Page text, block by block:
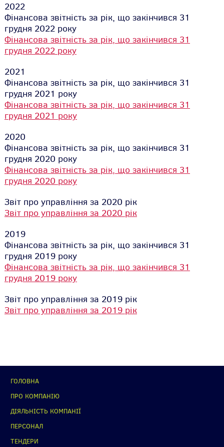
2022
Фінансова звітність за рік, що закінчився 31
грудня 2022 року
Фінансова звітність за рік, що закінчився 31
грудня 2022 року
2021
Фінансова звітність за рік, що закінчився 31
грудня 2021 року
Фінансова звітність за рік, що закінчився 31
грудня 2021 року
2020
Фінансова звітність за рік, що закінчився 31
грудня 2020 року
Фінансова звітність за рік, що закінчився 31
грудня 2020 року
Звіт про управління за 2020 рік
Звіт про управління за 2020 рік
2019
Фінансова звітність за рік, що закінчився 31
грудня 2019 року
Фінансова звітність за рік, що закінчився 31
грудня 2019 року
Звіт про управління за 2019 рік
Звіт про управління за 2019 рік
ГОЛОВНА
ПРО КОМПАНІЮ
ДІЯЛЬНІСТЬ КОМПАНІЇ
ПЕРСОНАЛ
ТЕНДЕРИ